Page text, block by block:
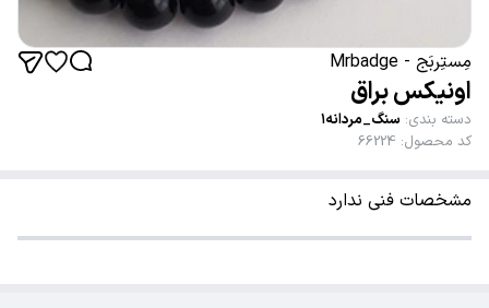
مِستِربَج - Mrbadge
اونیکس براق
دسته بندی: سنگ_مردانه۱
کد محصول:
66224
مشخصات فنی ندارد